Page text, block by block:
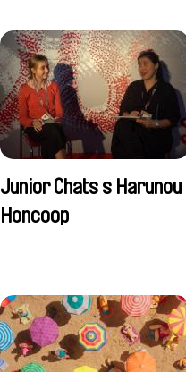
Junior Chats s Harunou
Honcoop